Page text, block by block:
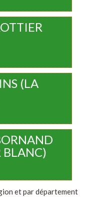
(LA
BLANC)
et par département